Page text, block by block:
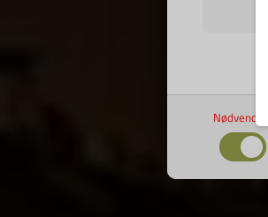
Nødvendige